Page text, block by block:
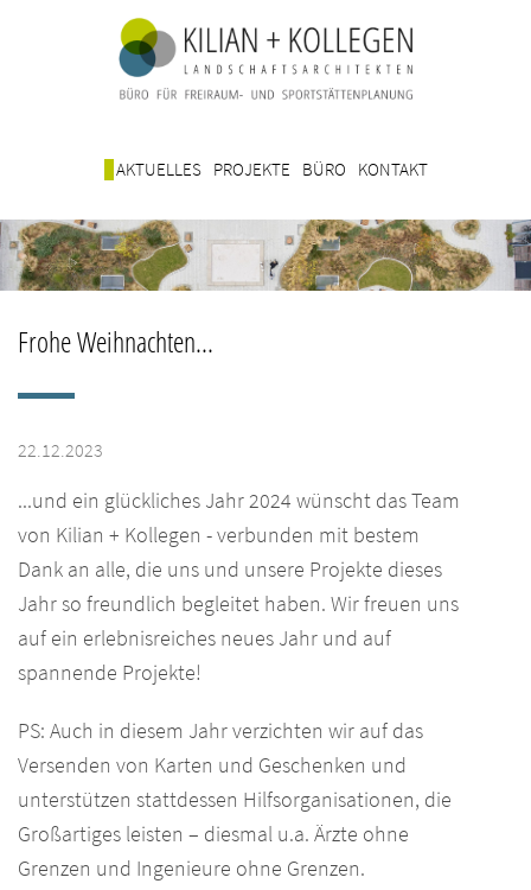
AKTUELLES PROJEKTE BÜRO KONTAKT
Frohe Weihnachten...
22.12.2023
...und ein glückliches Jahr 2024 wünscht das Team
von Kilian + Kollegen - verbunden mit bestem
Dank an alle, die uns und unsere Projekte dieses
Jahr so freundlich begleitet haben. Wir freuen uns
auf ein erlebnisreiches neues Jahr und auf
spannende Projekte!
PS: Auch in diesem Jahr verzichten wir auf das
Versenden von Karten und Geschenken und
unterstützen stattdessen Hilfsorganisationen, die
Großartiges leisten – diesmal u.a. Ärzte ohne
Grenzen und Ingenieure ohne Grenzen.